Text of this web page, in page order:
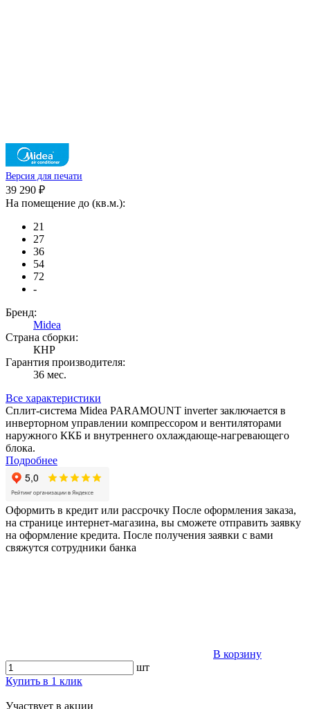
Версия для печати
39 290 ₽
На помещение до (кв.м.):
21
27
36
54
72
-
Бренд:
Midea
Страна сборки:
КНР
Гарантия производителя:
36 мес.
Все характеристики
Сплит-система Midea PARAMOUNT inverter заключается в
инверторном управлении компрессором и вентиляторами
наружного ККБ и внутреннего охлаждающе-нагревающего
блока.
Подробнее
Оформить в кредит или рассрочку После оформления заказа,
на странице интернет-магазина, вы сможете отправить заявку
на оформление кредита. После получения заявки с вами
свяжутся сотрудники банка
В корзину
шт
Купить в 1 клик
Участвует в акции